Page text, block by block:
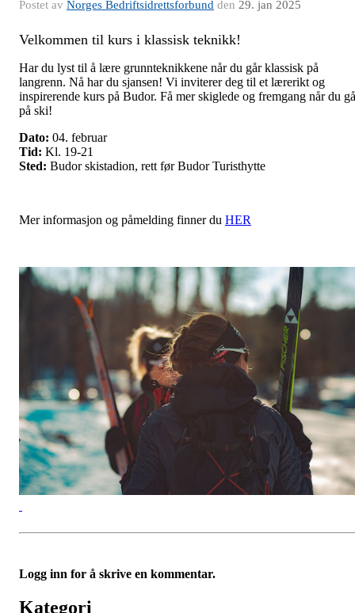
Postet av Norges Bedriftsidrettsforbund den 29. jan 2025
Velkommen til kurs i klassisk teknikk!
Har du lyst til å lære grunnteknikkene når du går klassisk på
langrenn. Nå har du sjansen! Vi inviterer deg til et lærerikt og
inspirerende kurs på Budor. Få mer skiglede og fremgang når du
på ski!
Dato: 04. februar
Tid: Kl. 19-21
Sted: Budor skistadion, rett før Budor Turisthytte
Mer informasjon og påmelding finner du HER
Logg inn for å skrive en kommentar.
Kategori